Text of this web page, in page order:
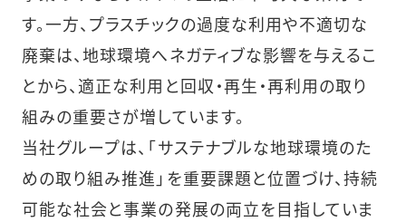
す。一方、プラスチックの過度な利用や不適切な
廃棄は、地球環境へネガティブな影響を与えるこ
とから、適正な利用と回収・再生・再利用の取り
組みの重要さが増しています。
当社グループは、「サステナブルな地球環境のた
めの取り組み推進」を重要課題と位置づけ、持続
可能な社会と事業の発展の両立を目指していま